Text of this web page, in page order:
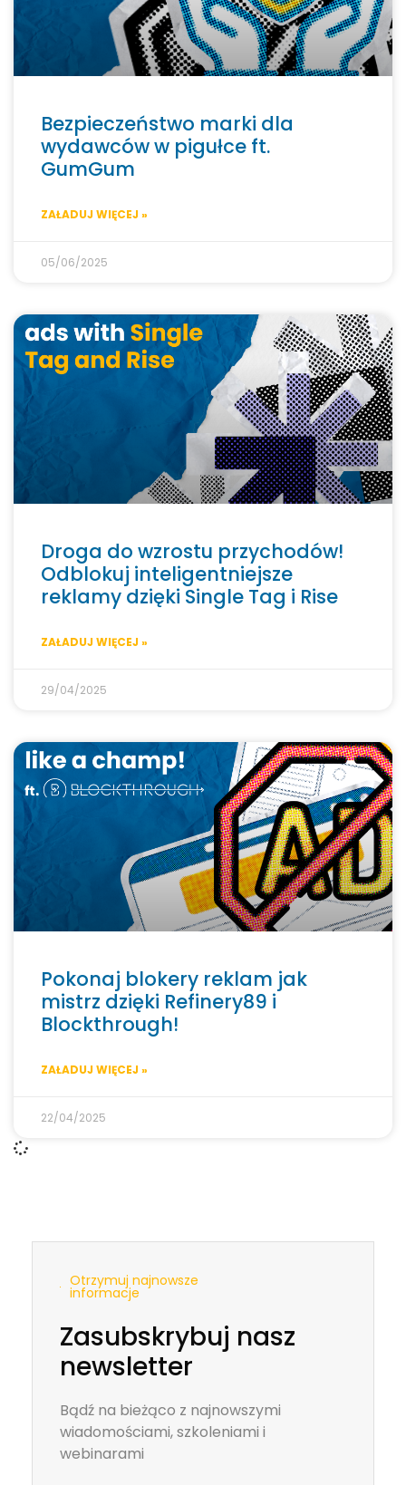
Bezpieczeństwo marki dla
wydawców w pigułce ft.
GumGum
ZAŁADUJ WIĘCEJ »
05/06/2025
Droga do wzrostu przychodów!
Odblokuj inteligentniejsze
reklamy dzięki Single Tag i Rise
ZAŁADUJ WIĘCEJ »
29/04/2025
Pokonaj blokery reklam jak
mistrz dzięki Refinery89 i
Blockthrough!
ZAŁADUJ WIĘCEJ »
22/04/2025
Otrzymuj najnowsze
informacje
Zasubskrybuj nasz
newsletter
Bądź na bieżąco z najnowszymi
wiadomościami, szkoleniami i
webinarami